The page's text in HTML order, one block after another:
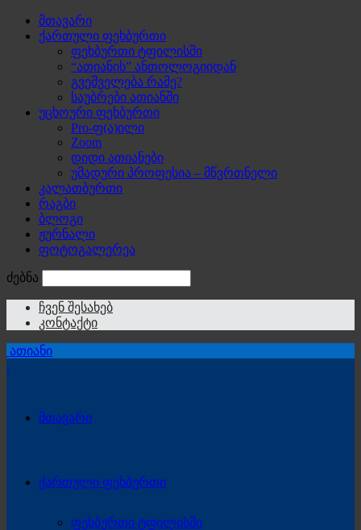
მთავარი
ქართული ფეხბურთი
ფეხბურთი ტფილისში
“ათიანის” ანთოლოგიიდან
გვეშველება რამე?
საუბრები ათიანში
უცხოური ფეხბურთი
Pro-ფ(ა)ილი
Zoom
დიდი ათიანები
უმადური პროფესია – მწვრთნელი
კალათბურთი
რაგბი
ბლოგი
ჟურნალი
ფოტოგალერეა
ძებნა
ჩვენ შესახებ
კონტაქტი
ათიანი
მთავარი
ქართული ფეხბურთი
ფეხბურთი ტფილისში